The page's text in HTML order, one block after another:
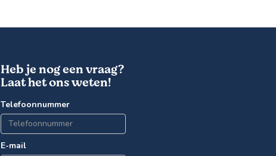
Heb je nog een vraag?
Laat het ons weten!
Telefoonnummer
E-mail